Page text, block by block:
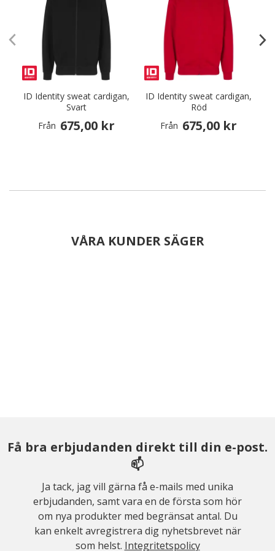
ID Identity sweat cardigan,
Svart
Från 675,00 kr
ID Identity sweat cardigan,
Röd
Från 675,00 kr
VÅRA KUNDER SÄGER
Få bra erbjudanden direkt till din e-post.
📫
Ja tack, jag vill gärna få e-mails med unika
erbjudanden, samt vara en de första som hör
om nya produkter med begränsat antal. Du
kan enkelt avregistrera dig nyhetsbrevet när
som helst. Integritetspolicy